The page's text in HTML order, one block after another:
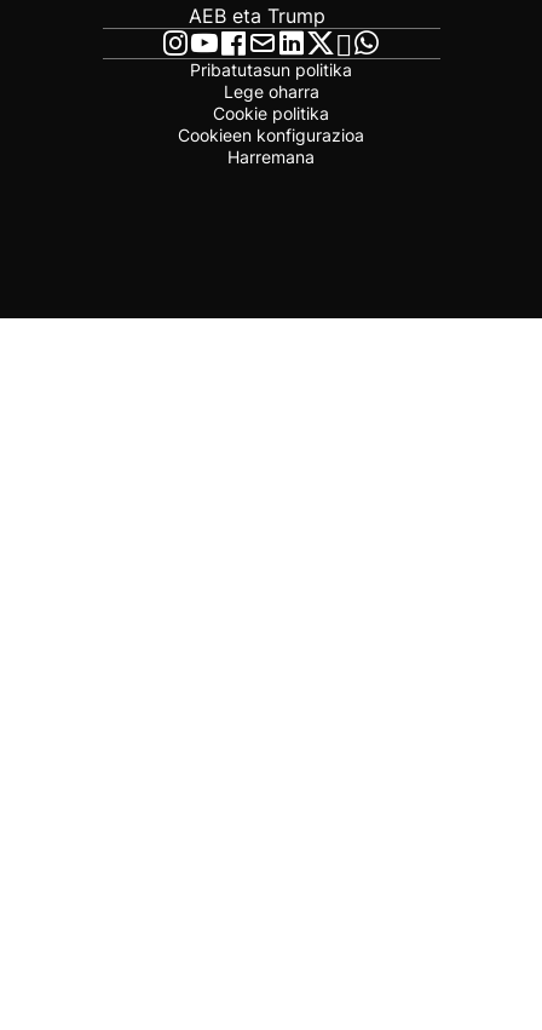
AEB eta Trump
Pribatutasun politika
Lege oharra
Cookie politika
Cookieen konfigurazioa
Harremana